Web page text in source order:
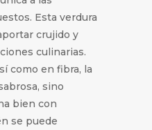
Esta verdura
crujido y
culinarias.
como en fibra, la
sino
bien con
se puede